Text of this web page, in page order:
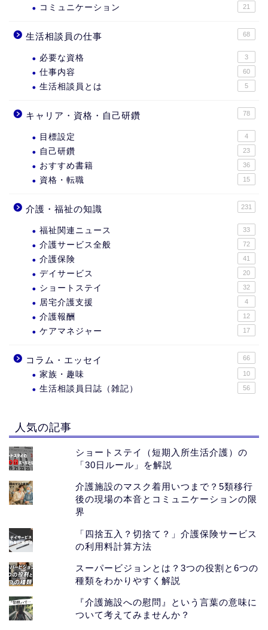
コミュニケーション 21
生活相談員の仕事 68
必要な資格 3
仕事内容 60
生活相談員とは 5
キャリア・資格・自己研鑽 78
目標設定 4
自己研鑽 23
おすすめ書籍 36
資格・転職 15
介護・福祉の知識 231
福祉関連ニュース 33
介護サービス全般 72
介護保険 41
デイサービス 20
ショートステイ 32
居宅介護支援 4
介護報酬 12
ケアマネジャー 17
コラム・エッセイ 66
家族・趣味 10
生活相談員日誌（雑記） 56
人気の記事
ショートステイ（短期入所生活介護）の
「30日ルール」を解説
介護施設のマスク着用いつまで？5類移行
後の現場の本音とコミュニケーションの限
界
「四捨五入？切捨て？」介護保険サービス
の利用料計算方法
スーパービジョンとは？3つの役割と6つの
種類をわかりやすく解説
『介護施設への慰問』という言葉の意味に
ついて考えてみませんか？